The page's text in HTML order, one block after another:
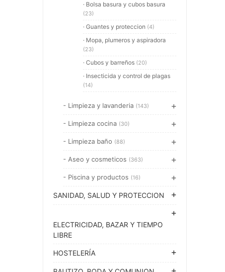
· Bolsa basura y cubos basura
(23)
· Guantes y proteccion (4)
· Mopa, plumeros y aspiradora
(23)
· Cubos y barreños (20)
· Insecticida y control de plagas
(14)
- Limpieza y lavanderia (143)
- Limpieza cocina (30)
- Limpieza baño (88)
- Aseo y cosmeticos (363)
- Piscina y productos (16)
SANIDAD, SALUD Y PROTECCION
ELECTRICIDAD, BAZAR Y TIEMPO
LIBRE
HOSTELERÍA